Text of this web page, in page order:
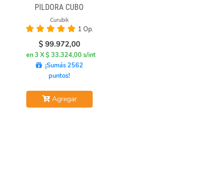
PILDORA CUBO
Curubik
1 Op.
$ 99.972,00
en 3 X $ 33.324,00 s/int
¡Sumás 2562
puntos!
Agregar